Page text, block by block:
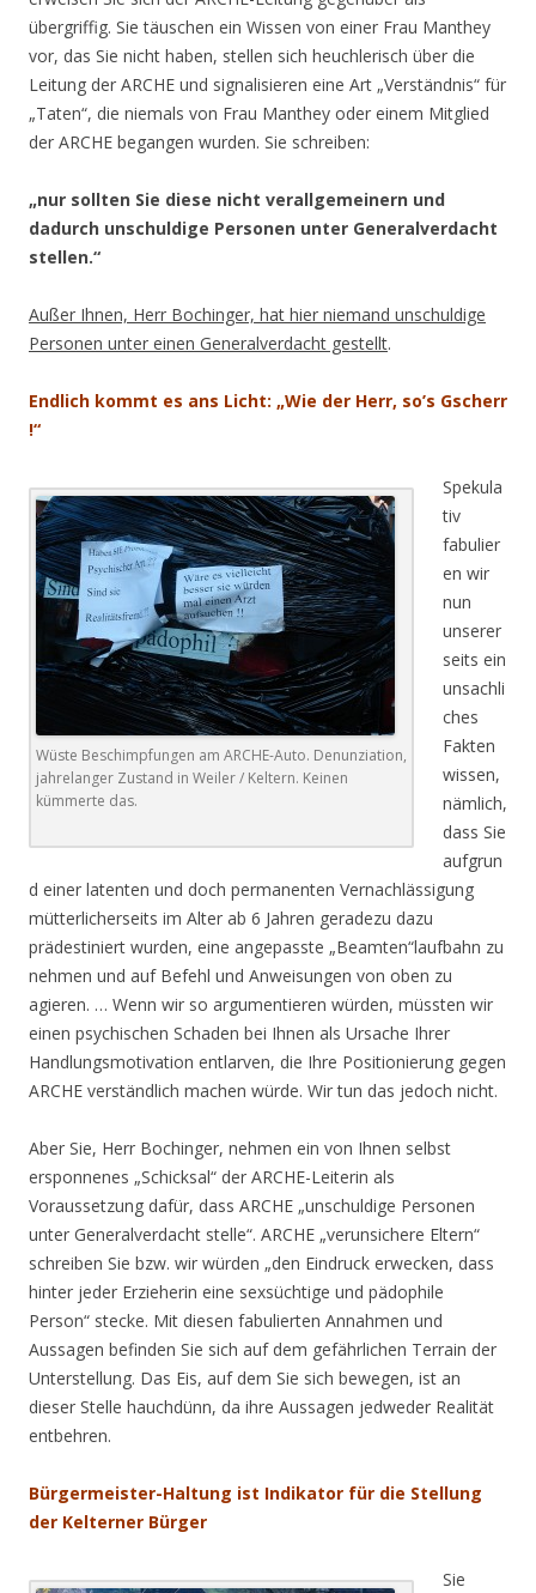
übergriffig. Sie täuschen ein Wissen von einer Frau Manthey
vor, das Sie nicht haben, stellen sich heuchlerisch über die
Leitung der ARCHE und signalisieren eine Art „Verständnis“ für
„Taten“, die niemals von Frau Manthey oder einem Mitglied
der ARCHE begangen wurden. Sie schreiben:
„nur sollten Sie diese nicht verallgemeinern und
dadurch unschuldige Personen unter Generalverdacht
stellen.“
Außer Ihnen, Herr Bochinger, hat hier niemand unschuldige
Personen unter einen Generalverdacht gestellt.
Endlich kommt es ans Licht: „Wie der Herr, so’s Gscherr
!“
Wüste Beschimpfungen am ARCHE-Auto. Denunziation,
jahrelanger Zustand in Weiler / Keltern. Keinen
kümmerte das.
Spekula
tiv
fabulier
en wir
nun
unserer
seits ein
unsachli
ches
Fakten
wissen,
nämlich,
dass Sie
aufgrun
d einer latenten und doch permanenten Vernachlässigung
mütterlicherseits im Alter ab 6 Jahren geradezu dazu
prädestiniert wurden, eine angepasste „Beamten“laufbahn zu
nehmen und auf Befehl und Anweisungen von oben zu
agieren. … Wenn wir so argumentieren würden, müssten wir
einen psychischen Schaden bei Ihnen als Ursache Ihrer
Handlungsmotivation entlarven, die Ihre Positionierung gegen
ARCHE verständlich machen würde. Wir tun das jedoch nicht.
Aber Sie, Herr Bochinger, nehmen ein von Ihnen selbst
ersponnenes „Schicksal“ der ARCHE-Leiterin als
Voraussetzung dafür, dass ARCHE „unschuldige Personen
unter Generalverdacht stelle“. ARCHE „verunsichere Eltern“
schreiben Sie bzw. wir würden „den Eindruck erwecken, dass
hinter jeder Erzieherin eine sexsüchtige und pädophile
Person“ stecke. Mit diesen fabulierten Annahmen und
Aussagen befinden Sie sich auf dem gefährlichen Terrain der
Unterstellung. Das Eis, auf dem Sie sich bewegen, ist an
dieser Stelle hauchdünn, da ihre Aussagen jedweder Realität
entbehren.
Bürgermeister-Haltung ist Indikator für die Stellung
der Kelterner Bürger
Sie